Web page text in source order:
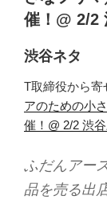
催！@ 2/2
渋谷ネタ
T取締役から寄
アのための小
催！@ 2/2 渋
ふだんアー
品を売る出